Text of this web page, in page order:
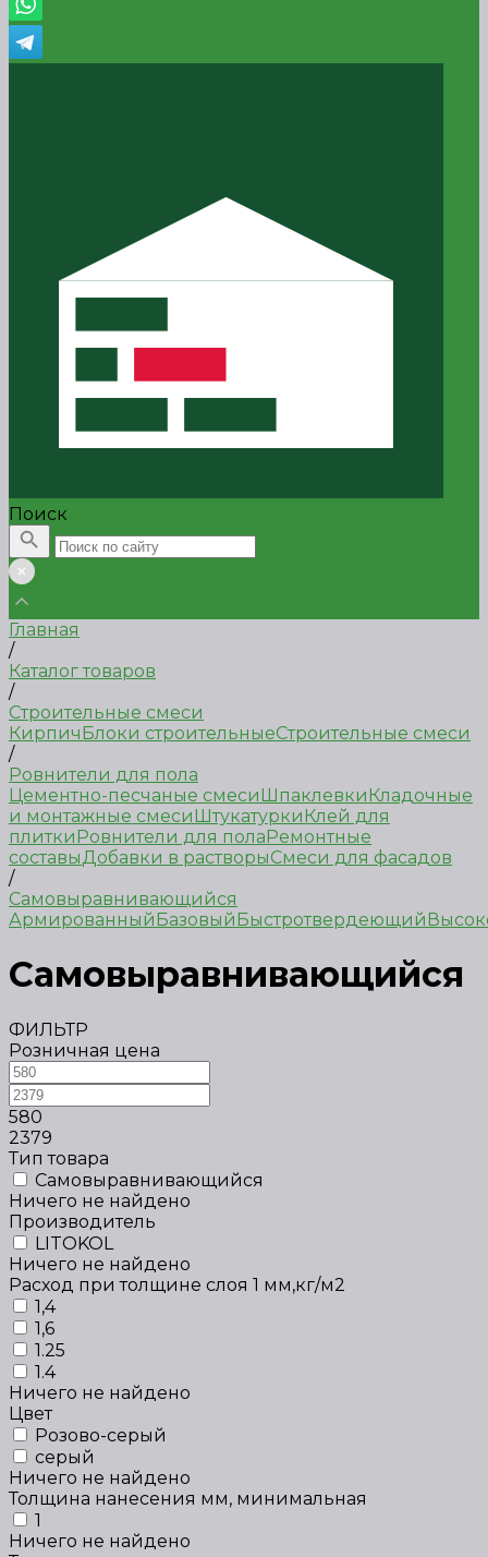
Поиск
Главная
/
Каталог товаров
/
Строительные смеси
КирпичБлоки строительныеСтроительные смеси
/
Ровнители для пола
Цементно-песчаные смесиШпаклевкиКладочные
и монтажные смесиШтукатуркиКлей для
плиткиРовнители для полаРемонтные
составыДобавки в растворыСмеси для фасадов
/
Самовыравнивающийся
АрмированныйБазовыйБыстротвердеющий
Самовыравнивающийся
ФИЛЬТР
Розничная цена
580
2379
Тип товара
Самовыравнивающийся
Ничего не найдено
Производитель
LITOKOL
Ничего не найдено
Расход при толщине слоя 1 мм,кг/м2
1,4
1,6
1.25
1.4
Ничего не найдено
Цвет
Розово-серый
серый
Ничего не найдено
Толщина нанесения мм, минимальная
1
Ничего не найдено